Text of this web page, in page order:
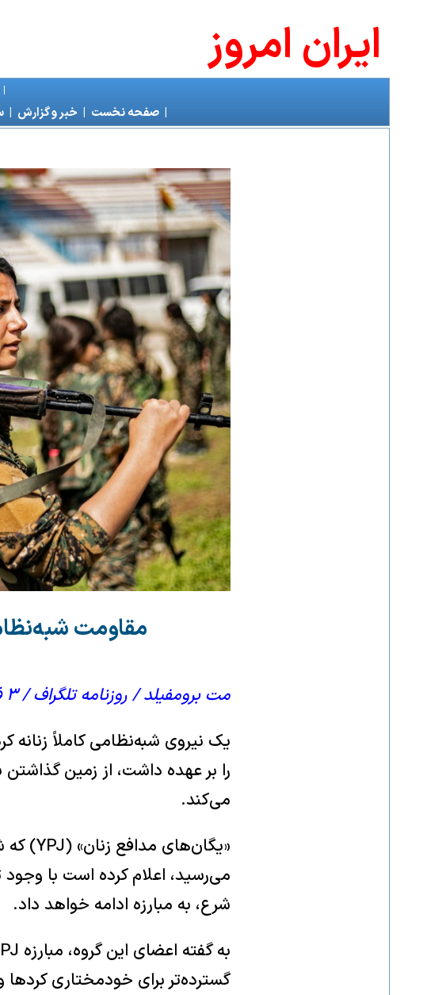
ايران امروز
|
| صفحه نخست | خبر و گزارش |
مقاومت
مت برومفیلد / روزنامه تلگراف / ۳ فوریه ۲۰۲۶
یک نیروی شبه‌نظامی کاملاً
را بر عهده داشت، از زمین
می‌کند.
می‌رسید، اعلام کرده است با
شرع، به مبارزه ادامه خواهد داد.
گسترده‌تر برای خودمختاری